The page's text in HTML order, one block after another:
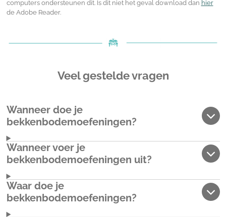
computers ondersteunen dit. Is dit niet het geval download dan hier
de Adobe Reader.
Veel gestelde vragen
Wanneer doe je
bekkenbodemoefeningen?
Wanneer voer je
bekkenbodemoefeningen uit?
Waar doe je
bekkenbodemoefeningen?